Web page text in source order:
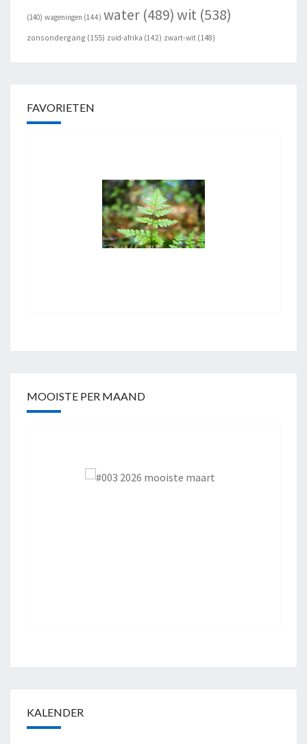
(140) wageningen (144) water (489)wit (538)
zonsondergang (155) zuid-afrika (142) zwart-wit (148)
FAVORIETEN
MOOISTE PER MAAND
KALENDER